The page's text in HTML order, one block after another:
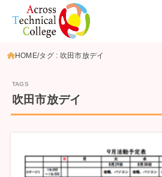
HOME タグ : 吹田市放デイ
吹田市放デイ